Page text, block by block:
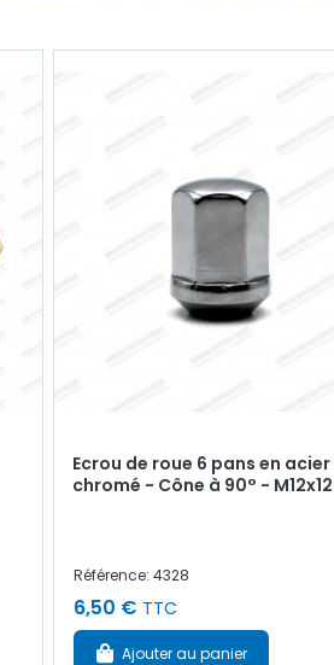
Ecrou de roue 6 pans en acier
chromé - Cône à 90° -
Référence: 4328
6,50 € TTC
Ajouter au panier